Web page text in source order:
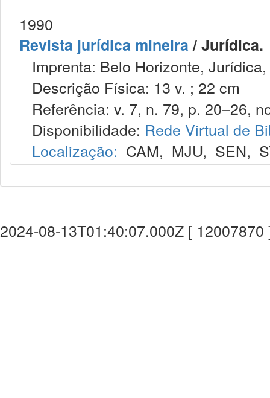
1990
Revista jurídica mineira/ Jurídica.
Imprenta: Belo Horizonte,
Descrição Física: 13 v. ; 22 cm
Referência: v. 7, n. 79, p. 20–26,
Disponibilidade: Rede Virtual de
Localização: CAM, MJU, SEN,
2024-08-13T01:40:07.000Z [ 12007870